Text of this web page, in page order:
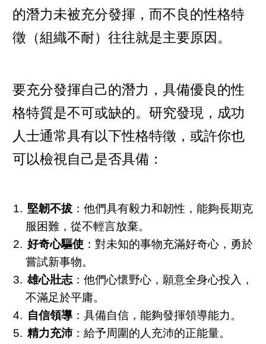
的潛力未被充分發揮，而不良的性格特
徵（組織不耐）往往就是主要原因。
要充分發揮自己的潛力，具備優良的性
格特質是不可或缺的。研究發現，成功
人士通常具有以下性格特徵，或許你也
可以檢視自己是否具備：
堅韌不拔 ：他們具有毅力和韌性，能夠長期克
服困難，從不輕言放棄。
好奇心驅使 ：對未知的事物充滿好奇心，勇於
嘗試新事物。
雄心壯志：他們心懷野心，願意全身心投入，
不滿足於平庸。
自信領導 ：具備自信，能夠發揮領導能力。
精力充沛：給予周圍的人充沛的正能量。